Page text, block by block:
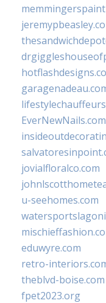
EverNewNails.com
jovialfloralco.com
u-seehomes.com
eduwyre.com
retro-
theblvd-boise.com
fpet2023.org